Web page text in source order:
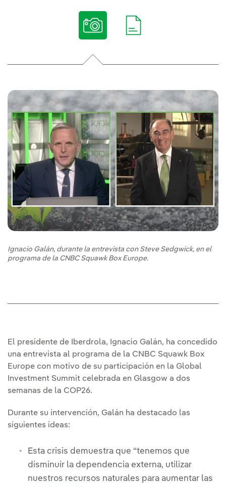
Ignacio Galán, durante la entrevista con Steve Sedgwick, en el
programa de la CNBC Squawk Box Europe.
El presidente de Iberdrola, Ignacio Galán, ha concedido
una entrevista al programa de la CNBC Squawk Box
Europe con motivo de su participación en la Global
Investment Summit celebrada en Glasgow a dos
semanas de la COP26.
Durante su intervención, Galán ha destacado las
siguientes ideas:
Esta crisis demuestra que “tenemos que
disminuir la dependencia externa, utilizar
nuestros recursos naturales para aumentar las